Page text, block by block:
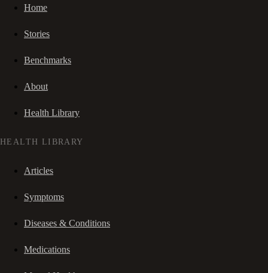
Home
Stories
Benchmarks
About
Health Library
HEALTH LIBRARY
Articles
Symptoms
Diseases & Conditions
Medications